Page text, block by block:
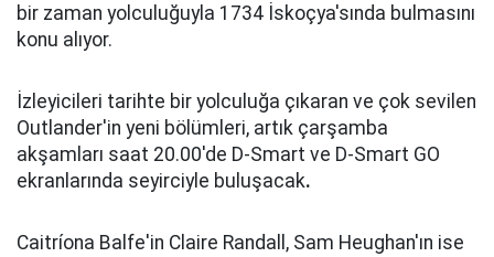
bir zaman yolculuğuyla 1734 İskoçya'sında bulmasını
konu alıyor.
İzleyicileri tarihte bir yolculuğa çıkaran ve çok sevilen
Outlander'in yeni bölümleri, artık çarşamba
akşamları saat 20.00'de D-Smart ve D-Smart GO
ekranlarında seyirciyle buluşacak.
Caitríona Balfe'in Claire Randall, Sam Heughan'ın ise